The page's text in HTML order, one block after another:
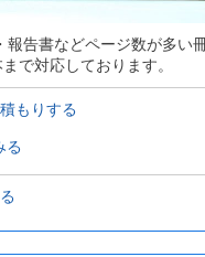
告書などページ数が多い
で対応しております。
もりする
る